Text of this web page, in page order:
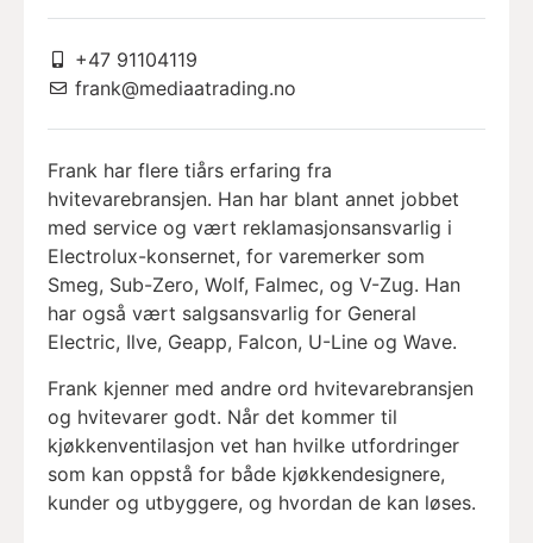
+47 91104119
frank@mediaatrading.no
Frank har flere tiårs erfaring fra
hvitevarebransjen. Han har blant annet jobbet
med service og vært reklamasjonsansvarlig i
Electrolux-konsernet, for varemerker som
Smeg, Sub-Zero, Wolf, Falmec, og V-Zug. Han
har også vært salgsansvarlig for General
Electric, Ilve, Geapp, Falcon, U-Line og Wave.
Frank kjenner med andre ord hvitevarebransjen
og hvitevarer godt. Når det kommer til
kjøkkenventilasjon vet han hvilke utfordringer
som kan oppstå for både kjøkkendesignere,
kunder og utbyggere, og hvordan de kan løses.